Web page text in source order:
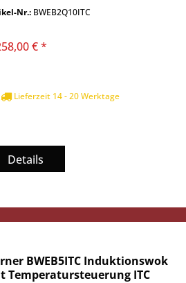
neuen Frontcooking-Station vor
Nr.: BWEB2Q10ITC
€ *
Lieferzeit 14 - 20 Werktage
Details
BWEB5ITC Induktionswok
Temperatursteuerung ITC